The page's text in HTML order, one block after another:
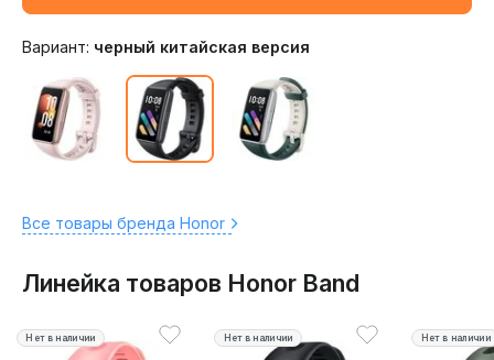
Вариант: черный китайская версия
Все товары бренда Honor
Линейка товаров Honor Band
Нет в наличии Нет в наличии Нет в наличии